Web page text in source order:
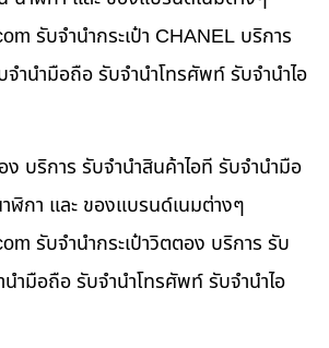
รับจำนำกระเป๋า CHANEL บริการ
จำนำมือถือ รับจำนำโทรศัพท์ รับจำนำไอ
ง บริการ รับจำนำสินค้าไอที รับจำนำมือ
ฬิกา และ ของแบรนด์เนมต่างๆ
รับจำนำกระเป๋าวิตตอง บริการ รับ
นำมือถือ รับจำนำโทรศัพท์ รับจำนำไอ